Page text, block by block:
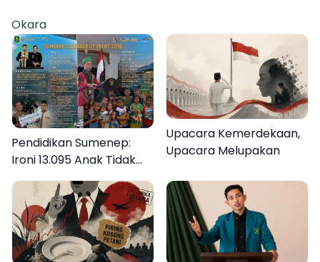
Okara
Pendidikan Sumenep:
Ironi 13.095 Anak Tidak
Sekolah Menyaksikan
Semarak Festival
Kalender Event 2026
Upacara Kemerdekaan,
Upacara Melupakan